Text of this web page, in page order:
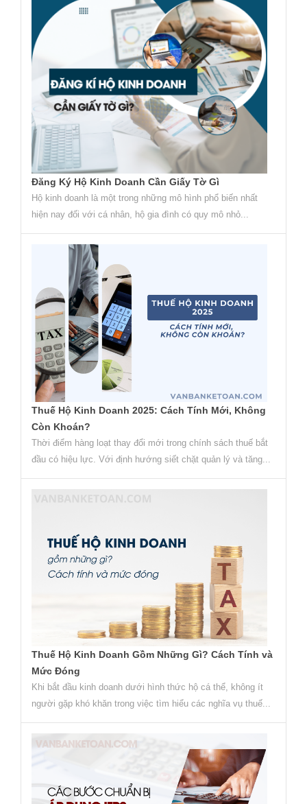
Đăng Ký Hộ Kinh Doanh Cần Giấy Tờ Gì
Hộ kinh doanh là một trong những mô hình phổ biến nhất
hiện nay đối với cá nhân, hộ gia đình có quy mô nhỏ...
Thuế Hộ Kinh Doanh 2025: Cách Tính Mới, Không
Còn Khoán?
Thời điểm hàng loạt thay đổi mới trong chính sách thuế bắt
đầu có hiệu lực. Với định hướng siết chặt quản lý và tăng...
Thuế Hộ Kinh Doanh Gồm Những Gì? Cách Tính và
Mức Đóng
Khi bắt đầu kinh doanh dưới hình thức hộ cá thể, không ít
người gặp khó khăn trong việc tìm hiểu các nghĩa vụ thuế...